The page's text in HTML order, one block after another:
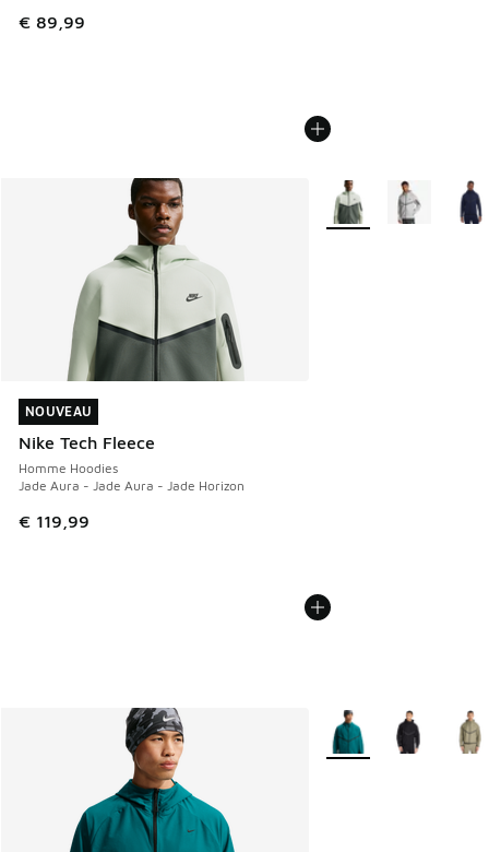
€ 89,99
NOUVEAU
Nike Tech Fleece
Homme Hoodies
Jade Aura - Jade Aura - Jade Horizon
€ 119,99
NOUVEAU
Plus de couleurs
Plus de couleurs